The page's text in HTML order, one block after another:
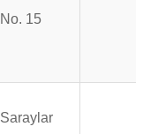
No. 15
Saraylar